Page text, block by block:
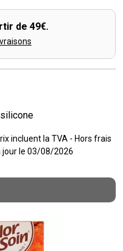
de 49€.
incluent la TVA - Hors frais
jour le 03/08/2026